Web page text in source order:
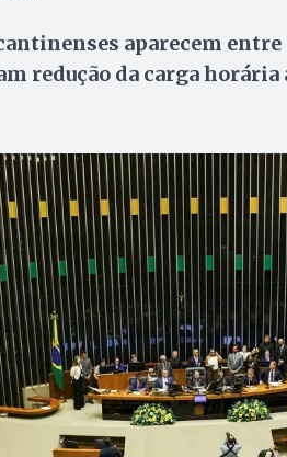
aparecem entre
redução da carga horária